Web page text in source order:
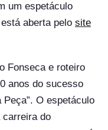
um espetáculo
aberta pelo site
Fonseca e roteiro
anos do sucesso
O espetáculo
carreira do